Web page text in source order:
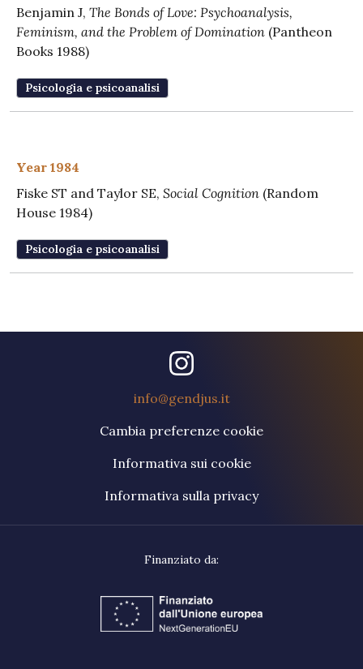
Benjamin J, The Bonds of Love: Psychoanalysis,
Feminism, and the Problem of Domination (Pantheon
Books 1988)
Psicologia e psicoanalisi
Year 1984
Fiske ST and Taylor SE, Social Cognition (Random
House 1984)
Psicologia e psicoanalisi
info@gendjus.it
Cambia preferenze cookie
Informativa sui cookie
Informativa sulla privacy